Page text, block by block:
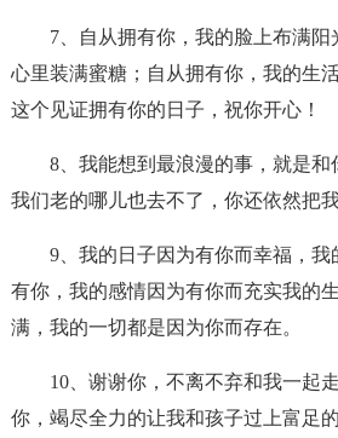
7、自从拥有你，我的脸上布满
心里装满蜜糖；自从拥有你，我的生
这个见证拥有你的日子，祝你开心！
8、我能想到最浪漫的事，就是和
我们老的哪儿也去不了，你还依然把
9、我的日子因为有你而幸福，我
有你，我的感情因为有你而充实我的
满，我的一切都是因为你而存在。
10、谢谢你，不离不弃和我一起
你，竭尽全力的让我和孩子过上富足